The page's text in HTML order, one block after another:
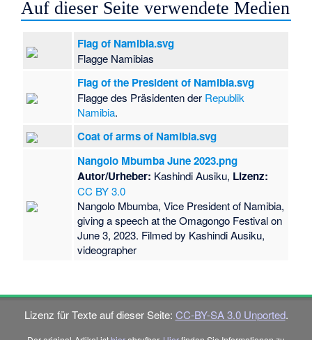
Auf dieser Seite verwendete Medien
Flag of Namibia.svg
Flagge Namibias
Flag of the President of Namibia.svg
Flagge des Präsidenten der Republik
Namibia.
Coat of arms of Namibia.svg
Nangolo Mbumba June 2023.png
Autor/Urheber: Kashindi Ausiku, Lizenz:
CC BY 3.0
Nangolo Mbumba, Vice President of Namibia,
giving a speech at the Omagongo Festival on
June 3, 2023. Filmed by Kashindi Ausiku,
videographer
Lizenz für Texte auf dieser Seite: CC-BY-SA 3.0 Unported.